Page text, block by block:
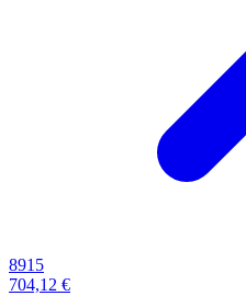
8915
704,12 €